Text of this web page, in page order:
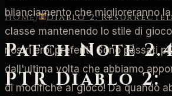
Home/ Diablo 2:
Patch Note
PTR Diablo 2:
bilanciamento che miglioreranno
classe mantenendo lo stile di
nostri eroi preferiti. Sono passati
dall'ultima volta che abbiamo
di modifiche al gioco! Da quando